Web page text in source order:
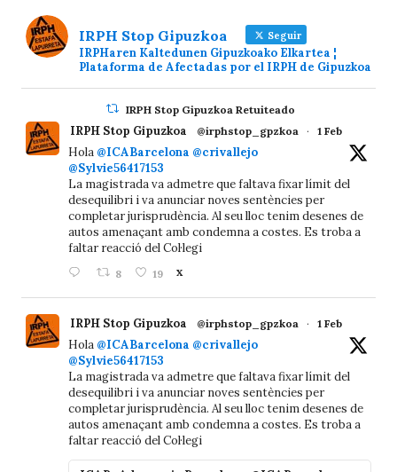
IRPH Stop Gipuzkoa Seguir
IRPHaren Kaltedunen Gipuzkoako Elkartea ¦
Plataforma de Afectadas por el IRPH de Gipuzkoa
IRPH Stop Gipuzkoa Retuiteado
IRPH Stop Gipuzkoa @irphstop_gpzkoa · 1 Feb
Hola @ICABarcelona @crivallejo
@Sylvie56417153
La magistrada va admetre que faltava fixar límit del
desequilibri i va anunciar noves sentències per
completar jurisprudència. Al seu lloc tenim desenes de
autos amenaçant amb condemna a costes. Es troba a
faltar reacció del Col·legi
8 19 X
IRPH Stop Gipuzkoa @irphstop_gpzkoa · 1 Feb
Hola @ICABarcelona @crivallejo
@Sylvie56417153
La magistrada va admetre que faltava fixar límit del
desequilibri i va anunciar noves sentències per
completar jurisprudència. Al seu lloc tenim desenes de
autos amenaçant amb condemna a costes. Es troba a
faltar reacció del Col·legi